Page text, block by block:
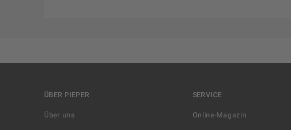
ÜBER PIEPER
Über uns
SERVICE
Online-Magazin